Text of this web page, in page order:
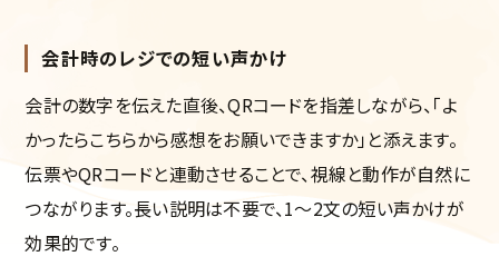
会計時のレジでの短い声かけ
会計の数字を伝えた直後、QRコードを指差しながら、「よ
かったらこちらから感想をお願いできますか」と添えます。
伝票やQRコードと連動させることで、視線と動作が自然に
つながります。長い説明は不要で、1〜2文の短い声かけが
効果的です。